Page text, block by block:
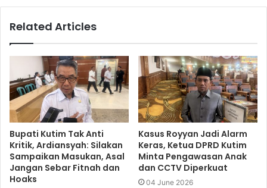
Related Articles
Bupati Kutim Tak Anti
Kritik, Ardiansyah: Silakan
Sampaikan Masukan, Asal
Jangan Sebar Fitnah dan
Hoaks
Kasus Royyan Jadi Alarm
Keras, Ketua DPRD Kutim
Minta Pengawasan Anak
dan CCTV Diperkuat
04 June 2026